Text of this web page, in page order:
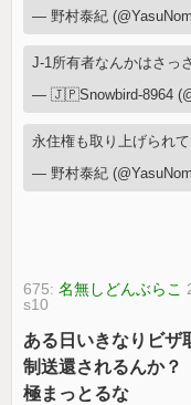
— 野村泰紀
J-1所有者なんかはさっ
— 🇯🇵Snowbird-8964
永住権も取り上げられ
— 野村泰紀
675:名無しどんぶらこ
s10
ある日いきなりビザ
制送還されるんか？
極まっとるな